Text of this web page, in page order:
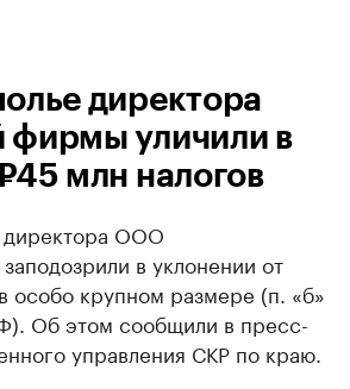
директора
фирмы уличили в
млн налогов
директора ООО
в уклонении от
особо крупном размере (п. «б»
Об этом сообщили в пресс-
управления СКР по краю.